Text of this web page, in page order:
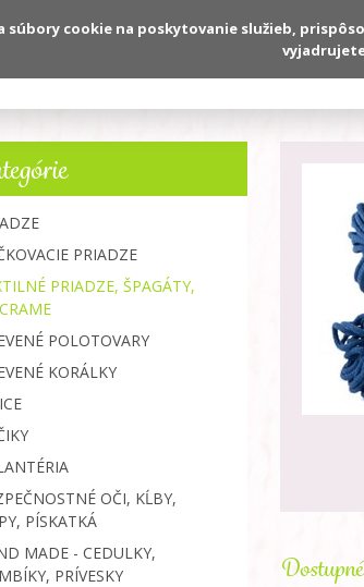
O nás
PRIADZE
PRIADZE, ŠPAGÁTY,
POLOTOVARY
KORÁLKY
OČI, KĹBY,
PÍSKATKÁ
MADE - CEDULKY,
PRÍVESKY
súbory cookie na poskytovanie služieb,